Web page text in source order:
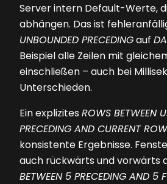
Server intern Default-Werte,
abhängen. Das ist
UNBOUNDED PRECEDINGauf
Beispiel alle Zeilen mit
einschließen – auch bei
Unterschieden.
Ein explizites ROWS BETWEEN
PRECEDING AND CURRENT ROW
konsistente Ergebnisse.
auch rückwärts und vorwärts
BETWEEN 5 PRECEDING AND 5